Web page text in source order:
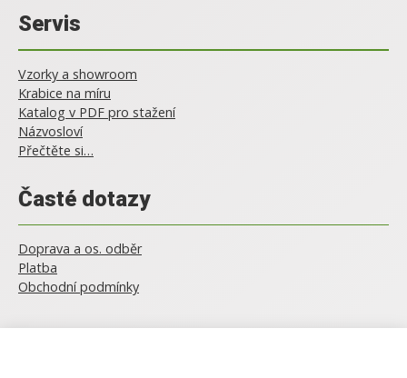
Servis
Vzorky a showroom
Krabice na míru
Katalog v PDF pro stažení
Názvosloví
Přečtěte si…
Časté dotazy
Doprava a os. odběr
Platba
Obchodní podmínky